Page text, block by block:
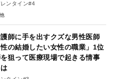
ンタイン#4
師に手を出すクズな男性医師
の結婚したい女性の職業」1位
狙って医療現場で起きる情事